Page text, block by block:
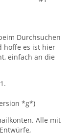
Durchsuchen
hoffe es ist hier
einfach an die
*g*)
Alle mit